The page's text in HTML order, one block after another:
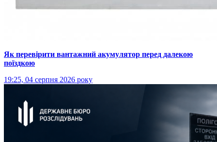
Як перевірити вантажний акумулятор перед далекою
поїздкою
19:25, 04 серпня 2026 року